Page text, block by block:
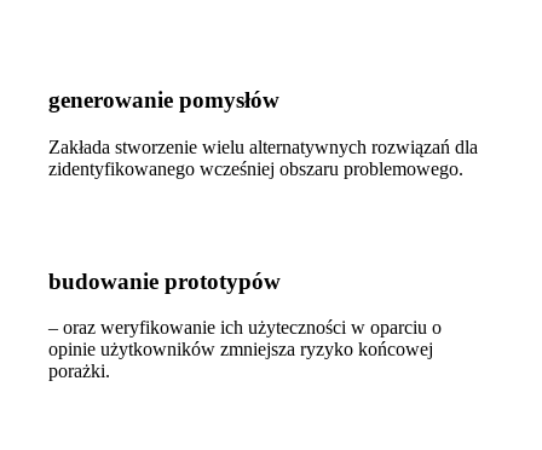
generowanie pomysłów
Zakłada stworzenie wielu alternatywnych rozwiązań dla
zidentyfikowanego wcześniej obszaru problemowego.
budowanie prototypów
– oraz weryfikowanie ich użyteczności w oparciu o
opinie użytkowników zmniejsza ryzyko końcowej
porażki.